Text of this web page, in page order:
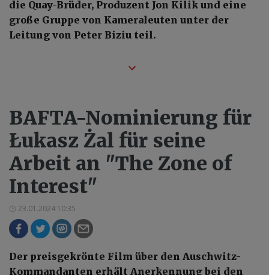
die Quay-Brüder, Produzent Jon Kilik und eine
große Gruppe von Kameraleuten unter der
Leitung von Peter Biziu teil.
BAFTA-Nominierung für
Łukasz Żal für seine
Arbeit an "The Zone of
Interest"
23.01.2024 10:35
Der preisgekrönte Film über den Auschwitz-
Kommandanten erhält Anerkennung bei den